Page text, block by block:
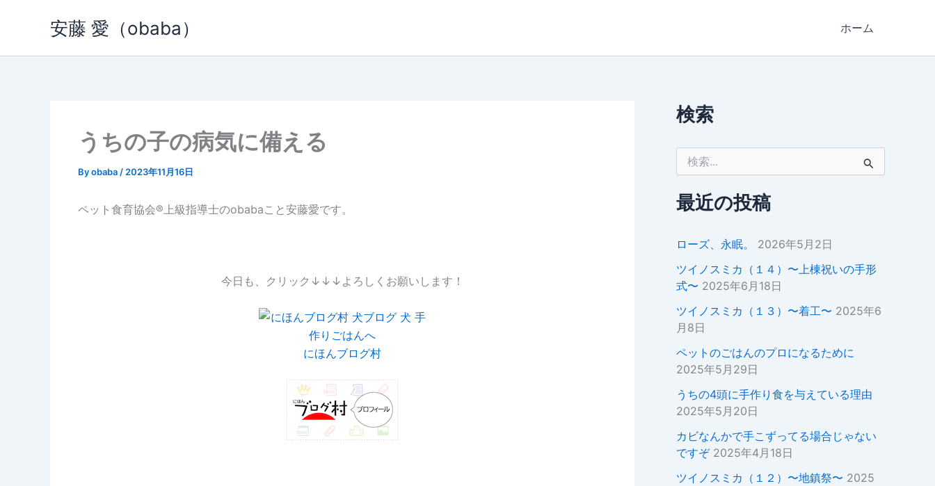
安藤 愛（obaba） ホーム
うちの子の病気に備える
Byobaba / 2023年11月16日
ペット食育協会®︎上級指導士のobabaこと安藤愛です。
今日も、クリック↓↓↓よろしくお願いします！
にほんブログ村
検索
象
:最近の投稿
ローズ、永眠。
2026年5月2日
ツイノスミカ（１４）〜上棟祝いの手形
式〜 2025年6月18日
ツイノスミカ（１３）〜着工〜 2025年6
月8日
ペットのごはんのプロになるために
2025年5月29日
うちの4頭に手作り食を与えている理由
2025年5月20日
カビなんかで手こずってる場合じゃない
ですぞ 2025年4月18日
ツイノスミカ（１２）〜地鎮祭〜 2025